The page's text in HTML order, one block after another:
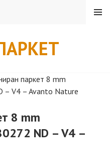
MENU
паркет 8 mm
– V4 – Avanto Nature
8 mm
ND – V4 –